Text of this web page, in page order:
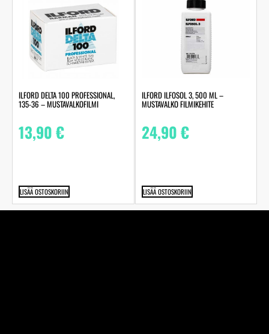
ILFORD DELTA 100 PROFESSIONAL,
135-36 – MUSTAVALKOFILMI
13,90€
LISÄÄ OSTOSKORIIN
ILFORD ILFOSOL 3, 500 ML –
MUSTAVALKO FILMIKEHITE
24,90€
LISÄÄ OSTOSKORIIN